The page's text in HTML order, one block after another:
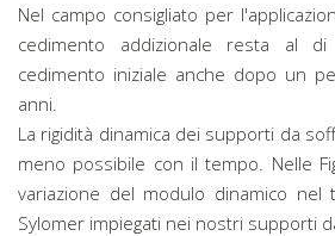
Nel campo consigliato per
cedimento addizionale resta al
cedimento iniziale anche dopo un
anni.
La rigidità dinamica dei supporti da
meno possibile con il tempo. Nelle
variazione del modulo dinamico
Sylomer impiegati nei nostri supporti